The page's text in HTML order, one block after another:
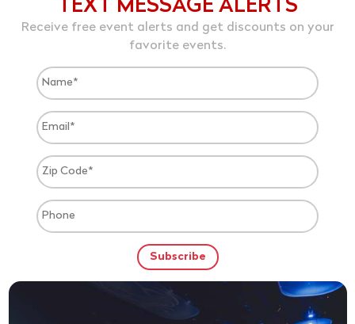
TEXT MESSAGE ALERTS
Receive free event alerts and get discounts on your
favorite events.